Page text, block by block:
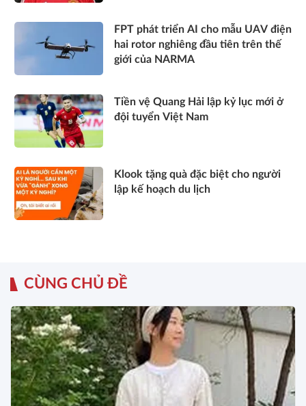
FPT phát triển AI cho mẫu UAV điện
hai rotor nghiêng đầu tiên trên thế
giới của NARMA
Tiền vệ Quang Hải lập kỷ lục mới ở
đội tuyển Việt Nam
Klook tặng quà đặc biệt cho người
lập kế hoạch du lịch
CÙNG CHỦ ĐỀ